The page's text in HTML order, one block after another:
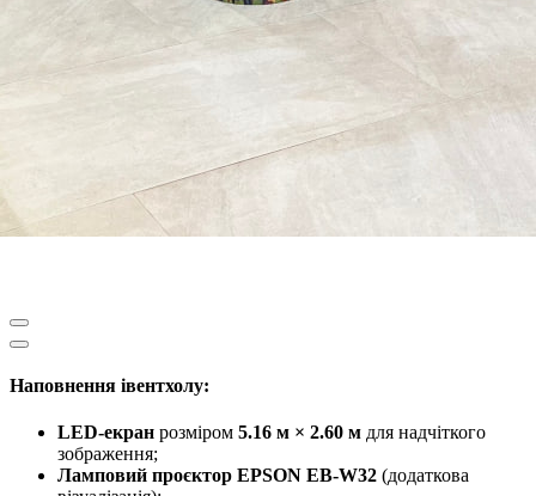
Наповнення івентхолу:
LED-екран розміром 5.16 м × 2.60 м для надчіткого
зображення;
Ламповий проєктор EPSON EB-W32 (додаткова